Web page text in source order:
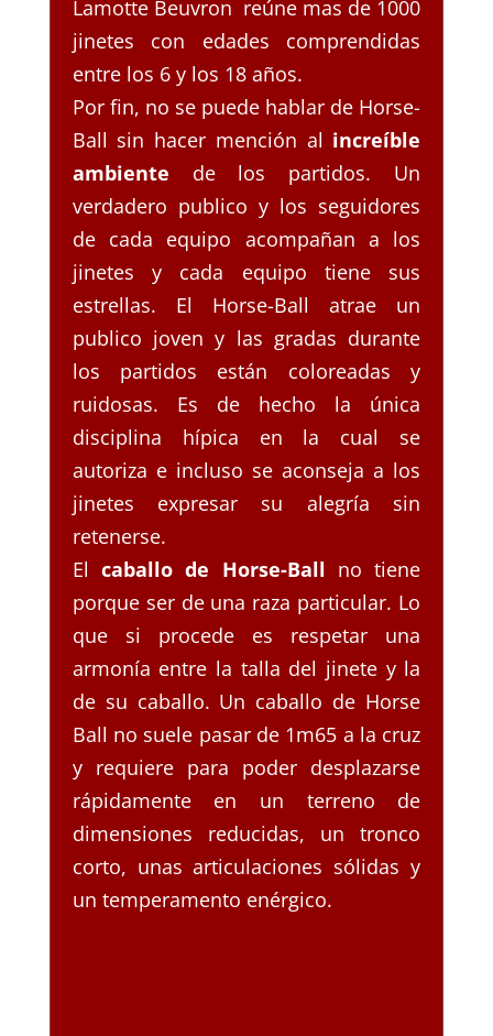
Lamotte Beuvron reúne mas de 1000
jinetes con edades comprendidas
entre los 6 y los 18 años.
Por fin, no se puede hablar de Horse-
Ball sin hacer mención al increíble
ambiente de los partidos. Un
verdadero publico y los seguidores
de cada equipo acompañan a los
jinetes y cada equipo tiene sus
estrellas. El Horse-Ball atrae un
publico joven y las gradas durante
los partidos están coloreadas y
ruidosas. Es de hecho la única
disciplina hípica en la cual se
autoriza e incluso se aconseja a los
jinetes expresar su alegría sin
retenerse.
Elcaballo de Horse-Ball no tiene
porque ser de una raza particular. Lo
que si procede es respetar una
armonía entre la talla del jinete y la
de su caballo. Un caballo de Horse
Ball no suele pasar de 1m65 a la cruz
y requiere para poder desplazarse
rápidamente en un terreno de
dimensiones reducidas, un tronco
corto, unas articulaciones sólidas y
un temperamento enérgico.